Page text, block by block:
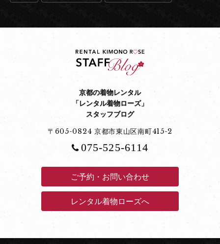
京都の着物レンタル
「レンタル着物ローズ」
スタッフブログ
〒605-0824 京都市東山区南町415-2
075-525-6114
ご予約・お問い合わせ
レンタル着物ローズへ